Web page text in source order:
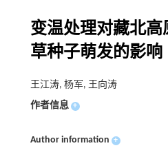
变温处理对藏北高
草种子萌发的影响
王江涛, 杨军, 王向涛
作者信息 +
Author information +